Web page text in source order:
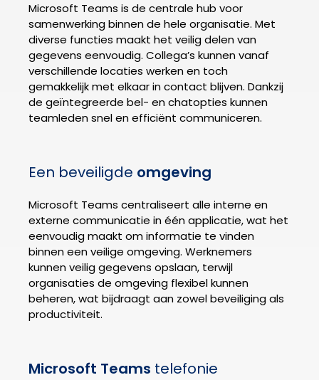
Microsoft Teams is de centrale hub voor
samenwerking binnen de hele organisatie. Met
diverse functies maakt het veilig delen van
gegevens eenvoudig. Collega’s kunnen vanaf
verschillende locaties werken en toch
gemakkelijk met elkaar in contact blijven. Dankzij
de geïntegreerde bel- en chatopties kunnen
teamleden snel en efficiënt communiceren.
Een beveiligde omgeving
Microsoft Teams centraliseert alle interne en
externe communicatie in één applicatie, wat het
eenvoudig maakt om informatie te vinden
binnen een veilige omgeving. Werknemers
kunnen veilig gegevens opslaan, terwijl
organisaties de omgeving flexibel kunnen
beheren, wat bijdraagt aan zowel beveiliging als
productiviteit.
Microsoft Teams telefonie